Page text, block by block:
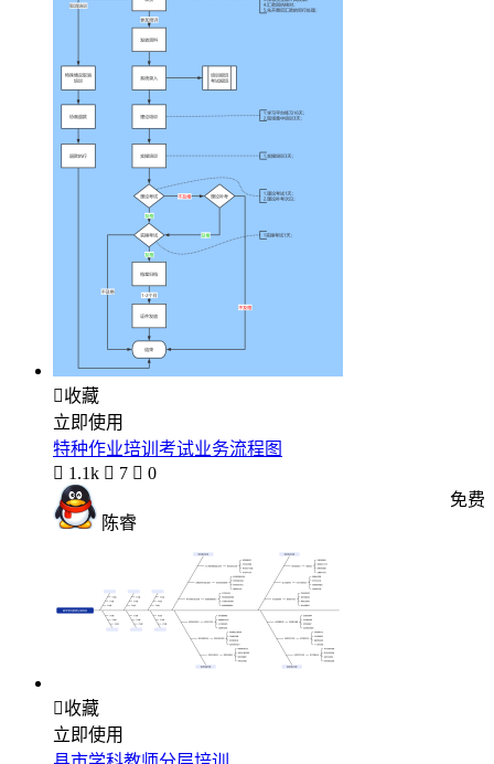
收藏
立即使用
特种作业培训考试业务流程图
 1.1k  7  0
陈睿
免费
收藏
立即使用